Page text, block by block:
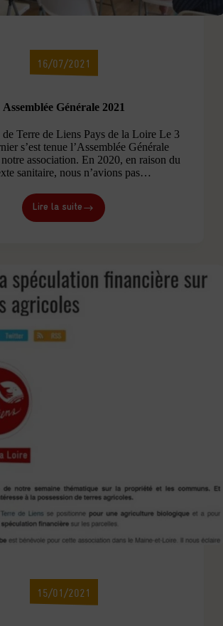
16/07/2021
Assemblée Générale 2021
Terre de Liens Pays de la Loire Le 3
s’est tenue l’Assemblée Générale
association. En 2020, en raison du
sanitaire, nous n’avions pas…
Lire la suiteAssemblée
Générale
15/01/2021